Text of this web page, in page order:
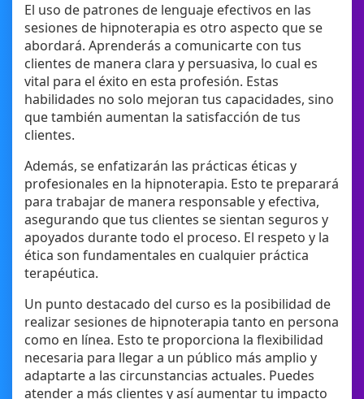
El uso de patrones de lenguaje efectivos en las
sesiones de hipnoterapia es otro aspecto que se
abordará. Aprenderás a comunicarte con tus
clientes de manera clara y persuasiva, lo cual es
vital para el éxito en esta profesión. Estas
habilidades no solo mejoran tus capacidades, sino
que también aumentan la satisfacción de tus
clientes.
Además, se enfatizarán las prácticas éticas y
profesionales en la hipnoterapia. Esto te preparará
para trabajar de manera responsable y efectiva,
asegurando que tus clientes se sientan seguros y
apoyados durante todo el proceso. El respeto y la
ética son fundamentales en cualquier práctica
terapéutica.
Un punto destacado del curso es la posibilidad de
realizar sesiones de hipnoterapia tanto en persona
como en línea. Esto te proporciona la flexibilidad
necesaria para llegar a un público más amplio y
adaptarte a las circunstancias actuales. Puedes
atender a más clientes y así aumentar tu impacto